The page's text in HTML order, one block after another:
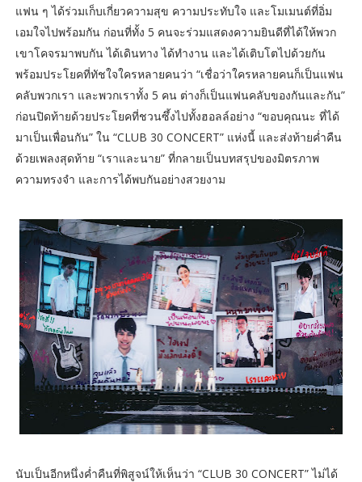
แฟน ๆ ได้ร่วมเก็บเกี่ยวความสุข ความประทับใจ และโมเมนต์ที่อิ่ม
เอมใจไปพร้อมกัน ก่อนที่ทั้ง 5 คนจะร่วมแสดงความยินดีที่ได้ให้พวก
เขาโคจรมาพบกัน ได้เดินทาง ได้ทำงาน และได้เติบโตไปด้วยกัน
พร้อมประโยคที่ทัชใจใครหลายคนว่า “เชื่อว่าใครหลายคนก็เป็นแฟน
คลับพวกเรา และพวกเราทั้ง 5 คน ต่างก็เป็นแฟนคลับของกันและกัน”
ก่อนปิดท้ายด้วยประโยคที่ชวนซึ้งไปทั้งฮอลล์อย่าง “ขอบคุณนะ ที่ได้
มาเป็นเพื่อนกัน” ใน “CLUB 30 CONCERT” แห่งนี้ และส่งท้ายค่ำคืน
ด้วยเพลงสุดท้าย “เราและนาย” ที่กลายเป็นบทสรุปของมิตรภาพ
ความทรงจำ และการได้พบกันอย่างสวยงาม
นับเป็นอีกหนึ่งค่ำคืนที่พิสูจน์ให้เห็นว่า “CLUB 30 CONCERT” ไม่ได้